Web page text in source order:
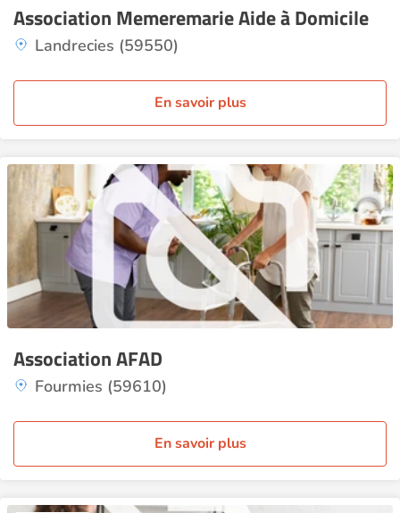
Association Memeremarie Aide à Domicile
Landrecies (59550)
En savoir plus
Association AFAD
Fourmies (59610)
En savoir plus